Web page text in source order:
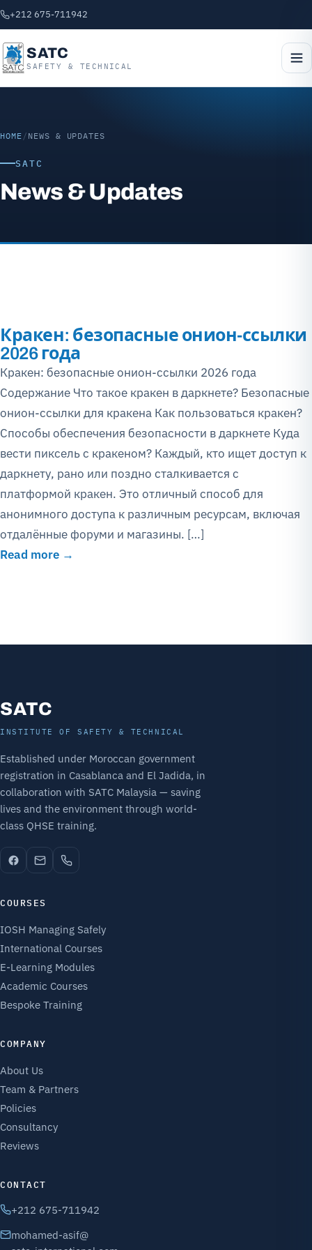
+212 675-711942
SATC
SAFETY & TECHNICAL
HOME / NEWS & UPDATES
SATC
News & Updates
Кракен: безопасные онион-ссылки
2026 года
Кракен: безопасные онион-ссылки 2026 года
Содержание Что такое кракен в даркнете? Безопасные
онион-ссылки для кракена Как пользоваться кракен?
Способы обеспечения безопасности в даркнете Куда
вести пиксель с кракеном? Каждый, кто ищет доступ к
даркнету, рано или поздно сталкивается с
платформой кракен. Это отличный способ для
анонимного доступа к различным ресурсам, включая
отдалённые форуми и магазины. […]
Read more →
SATC
INSTITUTE OF SAFETY & TECHNICAL
Established under Moroccan government
registration in Casablanca and El Jadida, in
collaboration with SATC Malaysia — saving
lives and the environment through world-
class QHSE training.
COURSES
IOSH Managing Safely
International Courses
E-Learning Modules
Academic Courses
Bespoke Training
COMPANY
About Us
Team & Partners
Policies
Consultancy
Reviews
CONTACT
+212 675-711942
mohamed-asif@